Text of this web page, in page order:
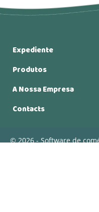
Expediente
Produtos
A Nossa Empresa
Contacts
© 2026 - Software de